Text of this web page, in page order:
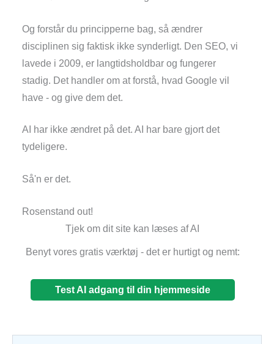
Og forstår du principperne bag, så ændrer
disciplinen sig faktisk ikke synderligt. Den SEO, vi
lavede i 2009, er langtidsholdbar og fungerer
stadig. Det handler om at forstå, hvad Google vil
have - og give dem det.
AI har ikke ændret på det. AI har bare gjort det
tydeligere.
Så'n er det.
Rosenstand out!
Tjek om dit site kan læses af AI
Benyt vores gratis værktøj - det er hurtigt og nemt:
Test AI adgang til din hjemmeside